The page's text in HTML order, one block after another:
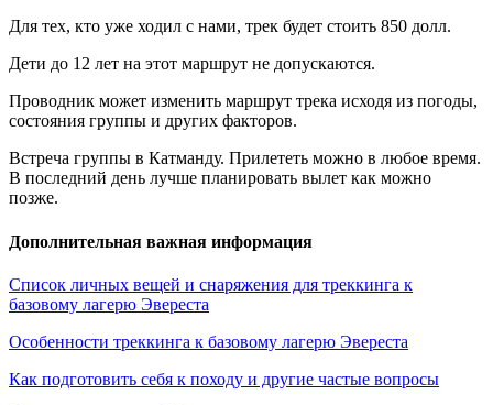
Для тех, кто уже ходил с нами, трек будет стоить 850 долл.
Дети до 12 лет на этот маршрут не допускаются.
Проводник может изменить маршрут трека исходя из погоды,
состояния группы и других факторов.
Встреча группы в Катманду. Прилететь можно в любое время.
В последний день лучше планировать вылет как можно
позже.
Дополнительная важная информация
Список личных вещей и снаряжения для треккинга к
базовому лагерю Эвереста
Особенности треккинга к базовому лагерю Эвереста
Как подготовить себя к походу и другие частые вопросы